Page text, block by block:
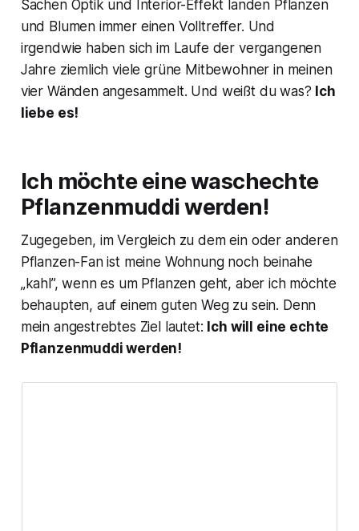
Sachen Optik und Interior-Effekt landen Pflanzen
und Blumen immer einen Volltreffer. Und
irgendwie haben sich im Laufe der vergangenen
Jahre ziemlich viele grüne Mitbewohner in meinen
vier Wänden angesammelt. Und weißt du was? Ich
liebe es!
Ich möchte eine waschechte
Pflanzenmuddi werden!
Zugegeben, im Vergleich zu dem ein oder anderen
Pflanzen-Fan ist meine Wohnung noch beinahe
„kahl”, wenn es um Pflanzen geht, aber ich möchte
behaupten, auf einem guten Weg zu sein. Denn
mein angestrebtes Ziel lautet: Ich will eine echte
Pflanzenmuddi werden!